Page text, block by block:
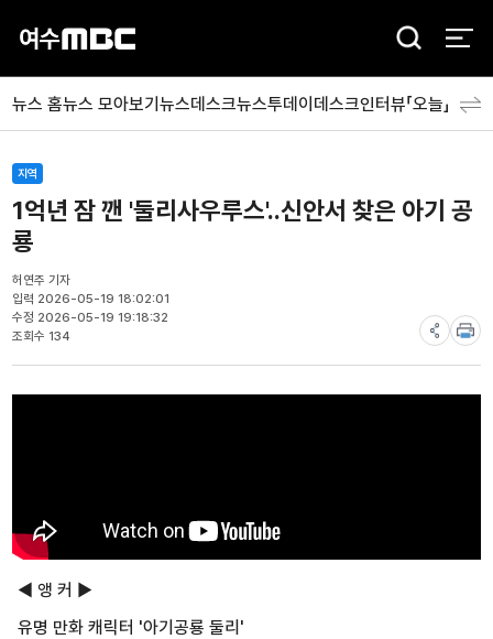
검
뉴스 홈뉴스 모아보기뉴스데스크뉴스투데이데스크인터뷰「오늘」 분야
지역
1억년 잠 깬 '둘리사우루스'..신안서 찾은 아기 공
룡
허연주 기자
입력 2026-05-19 18:02:01
수정 2026-05-19 19:18:32
조회수 134
◀ 앵 커 ▶
유명 만화 캐릭터 '아기공룡 둘리'